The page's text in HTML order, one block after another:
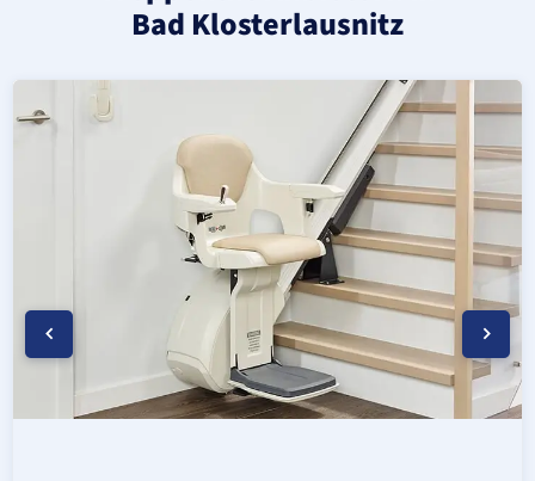
Bad Klosterlausnitz
Moderner gerader Treppenlift in Bad Klosterlausnitz
Geprüfter, gebrauchter Treppenlift für gerade
Neuer Treppenlift für gerade Treppen in Bad